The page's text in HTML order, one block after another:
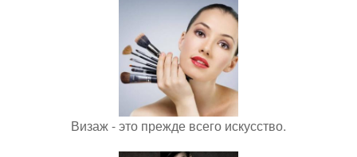
Визаж - это прежде всего искусство.